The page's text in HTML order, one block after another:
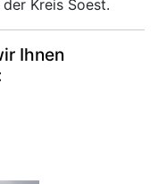
Kreis Soest.
Ihnen